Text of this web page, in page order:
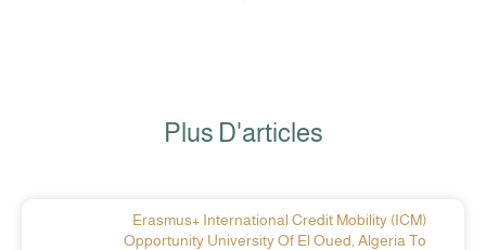
Plus D'articles
Erasmus+ International Credit Mobility (ICM)
Opportunity University Of El Oued, Algeria To